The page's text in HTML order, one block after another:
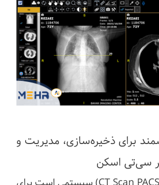
برای ذخیره‌سازی، مدیریت و
سی‌تی اسکن